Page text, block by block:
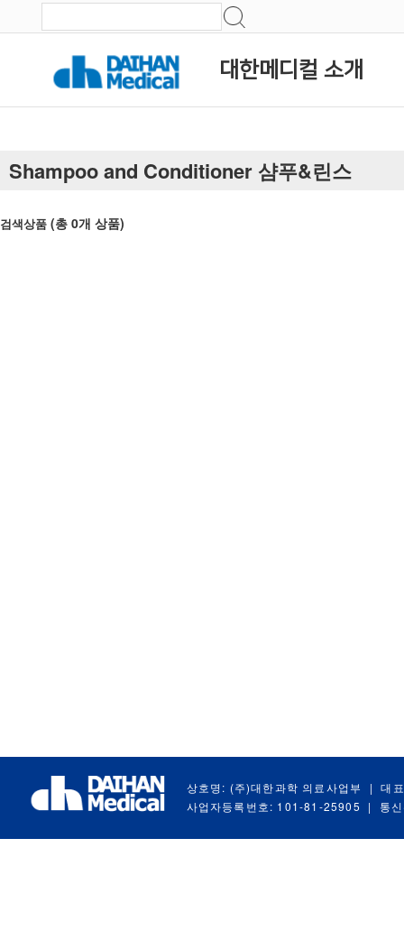
대한메디컬 소개
Shampoo and Conditioner 샴푸&린스
검색상품 (총 0개 상품)
상호명: (주)대한과학 의료사업부 |
대
사업자등록번호: 101-81-25905
| 통